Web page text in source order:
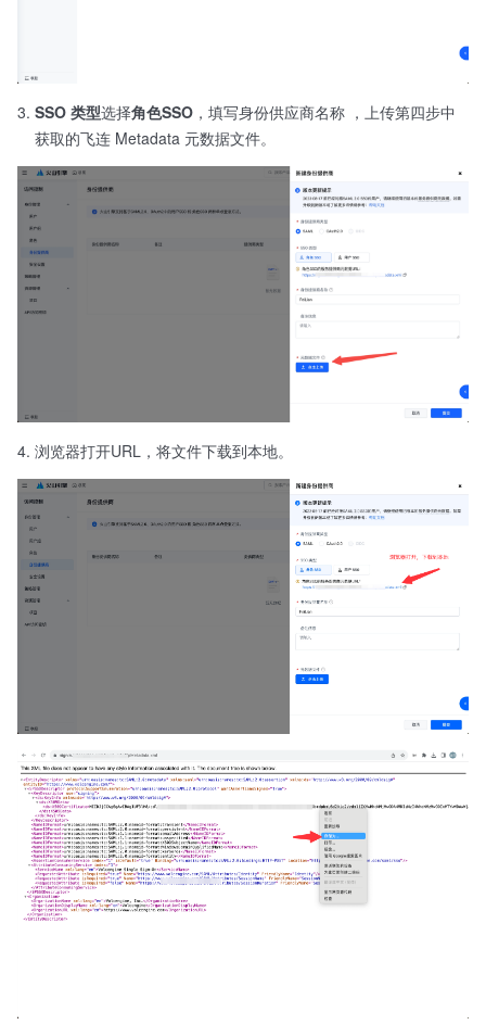
SSO 类型选择角色SSO ，填写身份供应商名称 ，上传第四步中
获取的飞连 Metadata 元数据文件。
浏览器打开URL，将文件下载到本地。